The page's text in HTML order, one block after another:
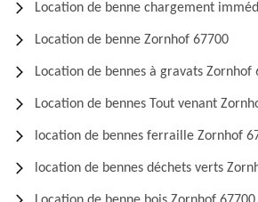
Location de benne chargement
Location de benne Zornhof 67700
Location de bennes à gravats Zornhof
Location de bennes Tout venant
location de bennes ferraille Zornhof
location de bennes déchets verts